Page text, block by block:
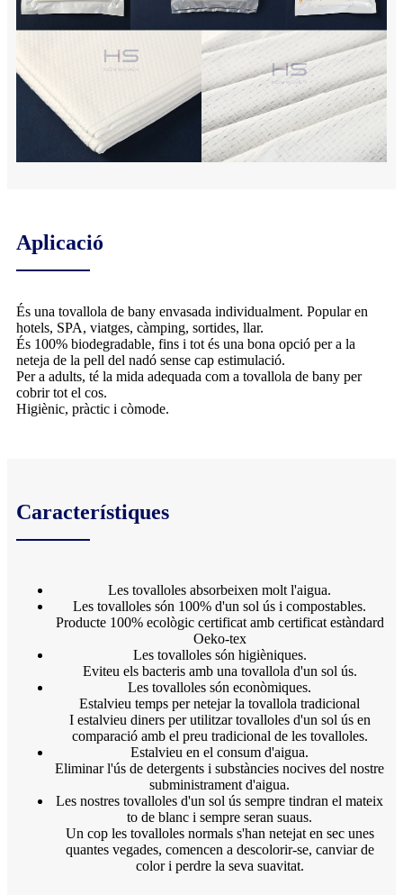
Aplicació
És una tovallola de bany envasada individualment. Popular en
hotels, SPA, viatges, càmping, sortides, llar.
És 100% biodegradable, fins i tot és una bona opció per a la
neteja de la pell del nadó sense cap estimulació.
Per a adults, té la mida adequada com a tovallola de bany per
cobrir tot el cos.
Higiènic, pràctic i còmode.
Característiques
Les tovalloles absorbeixen molt l'aigua.
Les tovalloles són 100% d'un sol ús i compostables.
Producte 100% ecològic certificat amb certificat estàndard
Oeko-tex
Les tovalloles són higièniques.
Eviteu els bacteris amb una tovallola d'un sol ús.
Les tovalloles són econòmiques.
Estalvieu temps per netejar la tovallola tradicional
I estalvieu diners per utilitzar tovalloles d'un sol ús en
comparació amb el preu tradicional de les tovalloles.
Estalvieu en el consum d'aigua.
Eliminar l'ús de detergents i substàncies nocives del nostre
subministrament d'aigua.
Les nostres tovalloles d'un sol ús sempre tindran el mateix
to de blanc i sempre seran suaus.
Un cop les tovalloles normals s'han netejat en sec unes
quantes vegades, comencen a descolorir-se, canviar de
color i perdre la seva suavitat.